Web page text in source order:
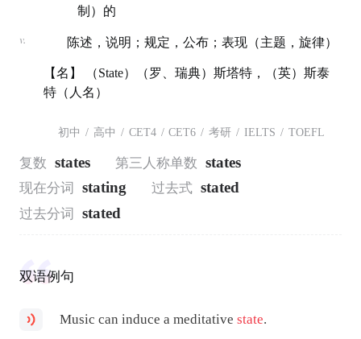
制）的
v. 陈述，说明；规定，公布；表现（主题，旋律）
【名】 （State）（罗、瑞典）斯塔特，（英）斯泰
特（人名）
初中 / 高中 / CET4 / CET6 / 考研 / IELTS / TOEFL
复数 states 第三人称单数 states
现在分词 stating 过去式 stated
过去分词 stated
双语例句
Music can induce a meditativestate.